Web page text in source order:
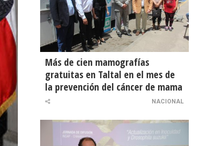
Más de cien mamografías
gratuitas en Taltal en el mes de
la prevención del cáncer de mama
NACIONAL